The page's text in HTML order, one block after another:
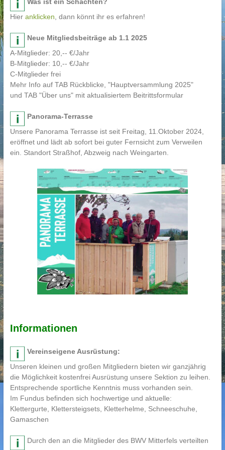
Hieranklicken , dann könnt ihr es erfahren!
Neue Mitgliedsbeiträge ab 1.1 2025
A-Mitglieder: 20,-- €/Jahr
B-Mitglieder: 10,-- €/Jahr
C-Mitglieder frei
Mehr Info auf TAB Rückblicke, "Hauptversammlung 2025"
und TAB "Über uns" mit aktualisiertem Beitrittsformular
Panorama-Terrasse
Unsere Panorama Terrasse ist seit Freitag, 11.Oktober 2024,
eröffnet und lädt ab sofort bei guter Fernsicht zum Verweilen
ein. Standort Straßhof, Abzweig nach Weingarten.
Informationen
Vereinseigene Ausrüstung:
Unseren kleinen und großen Mitgliedern bieten wir ganzjährig
die Möglichkeit kostenfrei Ausrüstung unsere Sektion zu leihen.
Entsprechende sportliche Kenntnis muss vorhanden sein.
Im Fundus befinden sich hochwertige und aktuelle:
Klettergurte, Klettersteigsets, Kletterhelme, Schneeschuhe,
Gamaschen
Durch den an die Mitglieder des BWV Mitterfels verteilten